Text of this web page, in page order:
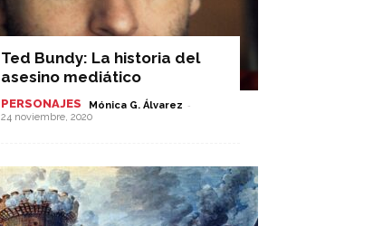
Ted Bundy: La historia del
asesino mediático
PERSONAJES Mónica G. Álvarez -
24 noviembre, 2020